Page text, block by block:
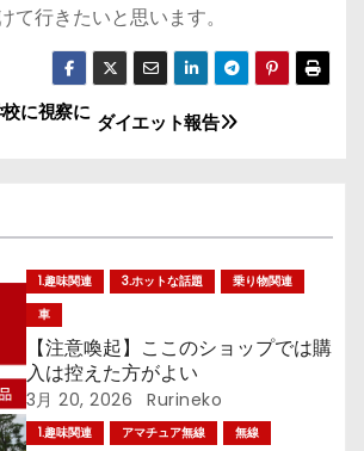
て行きたいと思います。
ダイエット報告
に視察に
1.趣味関連 3.ホットな話題
乗り物関連
車
【注意喚起】ここのショップでは購
入は控えた方がよい
3月 20, 2026 Rurineko
1.趣味関連 アマチュア無線 無線